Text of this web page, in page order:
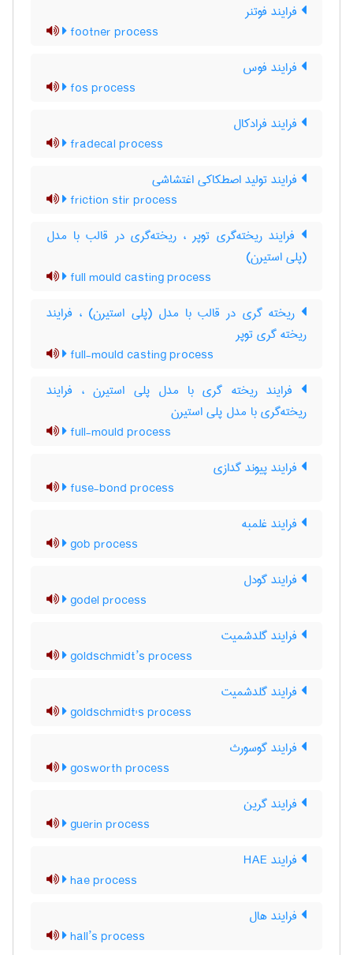
فرایند فوتنر
footner process
فرایند فوس
fos process
فرایند فرادکال
fradecal process
فرایند تولید اصطکاکی اغتشاشی
friction stir process
فرایند ریخته‌گری توپر ، ریخته‌گری در قالب با مدل
(پلی استیرن)
full mould casting process
ریخته گری در قالب با مدل (پلی استیرن) ، فرایند
ریخته گری توپر
full-mould casting process
فرایند ریخته گری با مدل پلی استیرن ، فرایند
ریخته‌گری با مدل پلی استیرن
full-mould process
فرایند پیوند گدازی
fuse-bond process
فرایند غلمبه
gob process
فرایند گودل
godel process
فرایند گلدشمیت
goldschmidt’s process
فرایند گلدشمیت
goldschmidt's process
فرایند گوسورث
gosworth process
فرایند گرین
guerin process
فرایند HAE
hae process
فرایند هال
hall’s process